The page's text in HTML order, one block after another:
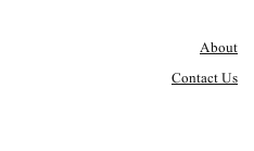
About
Contact Us